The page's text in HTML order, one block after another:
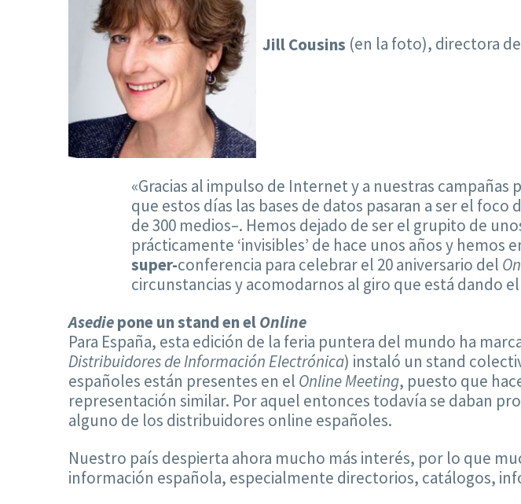
Jill Cousins (en la foto), directora
«Gracias al impulso de Internet y a nuestras
que estos días las bases de datos pasaran a ser el foco
de 300 medios–. Hemos dejado de ser el grupito de
prácticamente ‘invisibles’ de hace unos años y
super-conferencia para celebrar el 20 aniversario del
circunstancias y acomodarnos al giro que está dando
Asediepone un stand en elOnline
Para España, esta edición de la feria puntera del mundo ha
Distribuidores de Información Electrónica) instaló un stand
españoles están presentes en el Online Meeting, puesto que
representación similar. Por aquel entonces todavía se daban
alguno de los distribuidores online españoles.
Nuestro país despierta ahora mucho más interés, por lo que
información española, especialmente directorios, catálogos,